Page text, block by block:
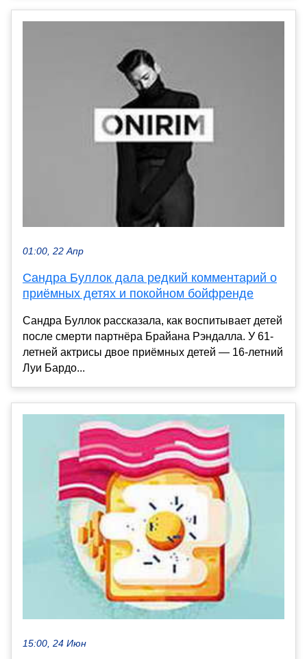
01:00, 22 Апр
Сандра Буллок дала редкий комментарий о
приёмных детях и покойном бойфренде
Сандра Буллок рассказала, как воспитывает детей
после смерти партнёра Брайана Рэндалла. У 61-
летней актрисы двое приёмных детей — 16-летний
Луи Бардо...
15:00, 24 Июн